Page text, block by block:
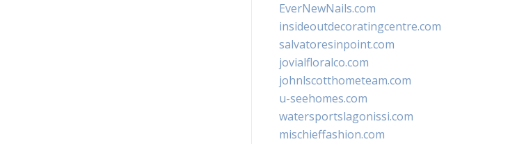
EverNewNails.com
insideoutdecoratingcentre.com
salvatoresinpoint.com
jovialfloralco.com
johnlscotthometeam.com
u-seehomes.com
watersportslagonissi.com
mischieffashion.com